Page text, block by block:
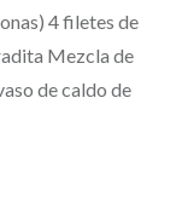
4 filetes de
Mezcla de
de caldo de